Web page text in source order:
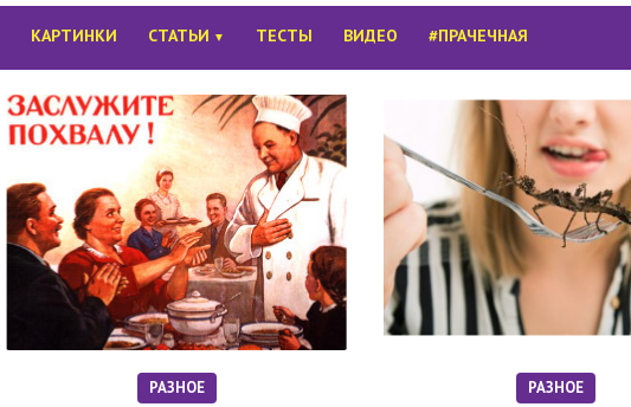
КАРТИНКИ СТАТЬИ ▼ ТЕСТЫ ВИДЕО #ПРАЧЕЧНАЯ
РАЗНОЕ РАЗНОЕ